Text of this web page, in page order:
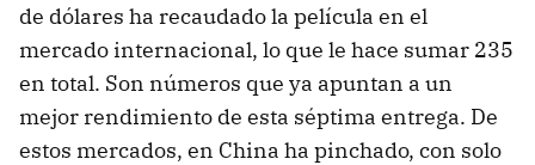
de dólares ha recaudado la película en el
mercado internacional, lo que le hace sumar 235
en total. Son números que ya apuntan a un
mejor rendimiento de esta séptima entrega. De
estos mercados, en China ha pinchado, con solo